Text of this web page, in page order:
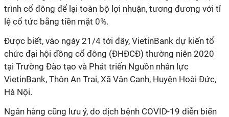
trình cổ đông để lại toàn bộ lợi nhuận, tương đương với tỉ
lệ cổ tức bằng tiền mặt 0%.
Được biết, vào ngày 21/4 tới đây, VietinBank dự kiến tổ
chức đại hội đồng cổ đông (ĐHĐCĐ) thường niên 2020
tại Trường Đào tạo và Phát triển Nguồn nhân lực
VietinBank, Thôn An Trai, Xã Vân Canh, Huyện Hoài Đức,
Hà Nội.
Ngân hàng cũng lưu ý, do dịch bệnh COVID-19 diễn biến